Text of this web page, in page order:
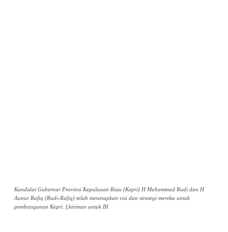
Kandidat Gubernur Provinsi Kepulauan Riau (Kepri) H Muhammad Rudi dan H
Aunur Rafiq (Rudi-Rafiq) telah menetapkan visi dan strategi mereka untuk
pembangunan Kepri. f,kiriman untuk BI